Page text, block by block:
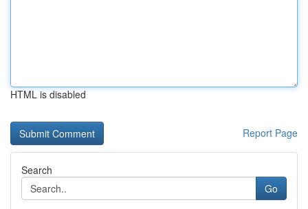
HTML is disabled
Report Page
Search
Go